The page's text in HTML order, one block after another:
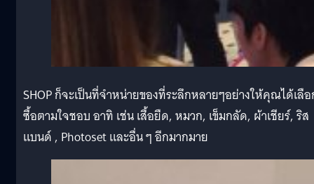
SHOP ก็จะเป็นที่จำหน่ายของที่ระลึกหลายๆอย่างให้คุณได้เลื
ซื้อตามใจชอบ อาทิ เช่น เสื้อยืด, หมวก, เข็มกลัด, ผ้าเชียร์, ริส
แบนด์ , Photoset และอื่น ๆ อีกมากมาย